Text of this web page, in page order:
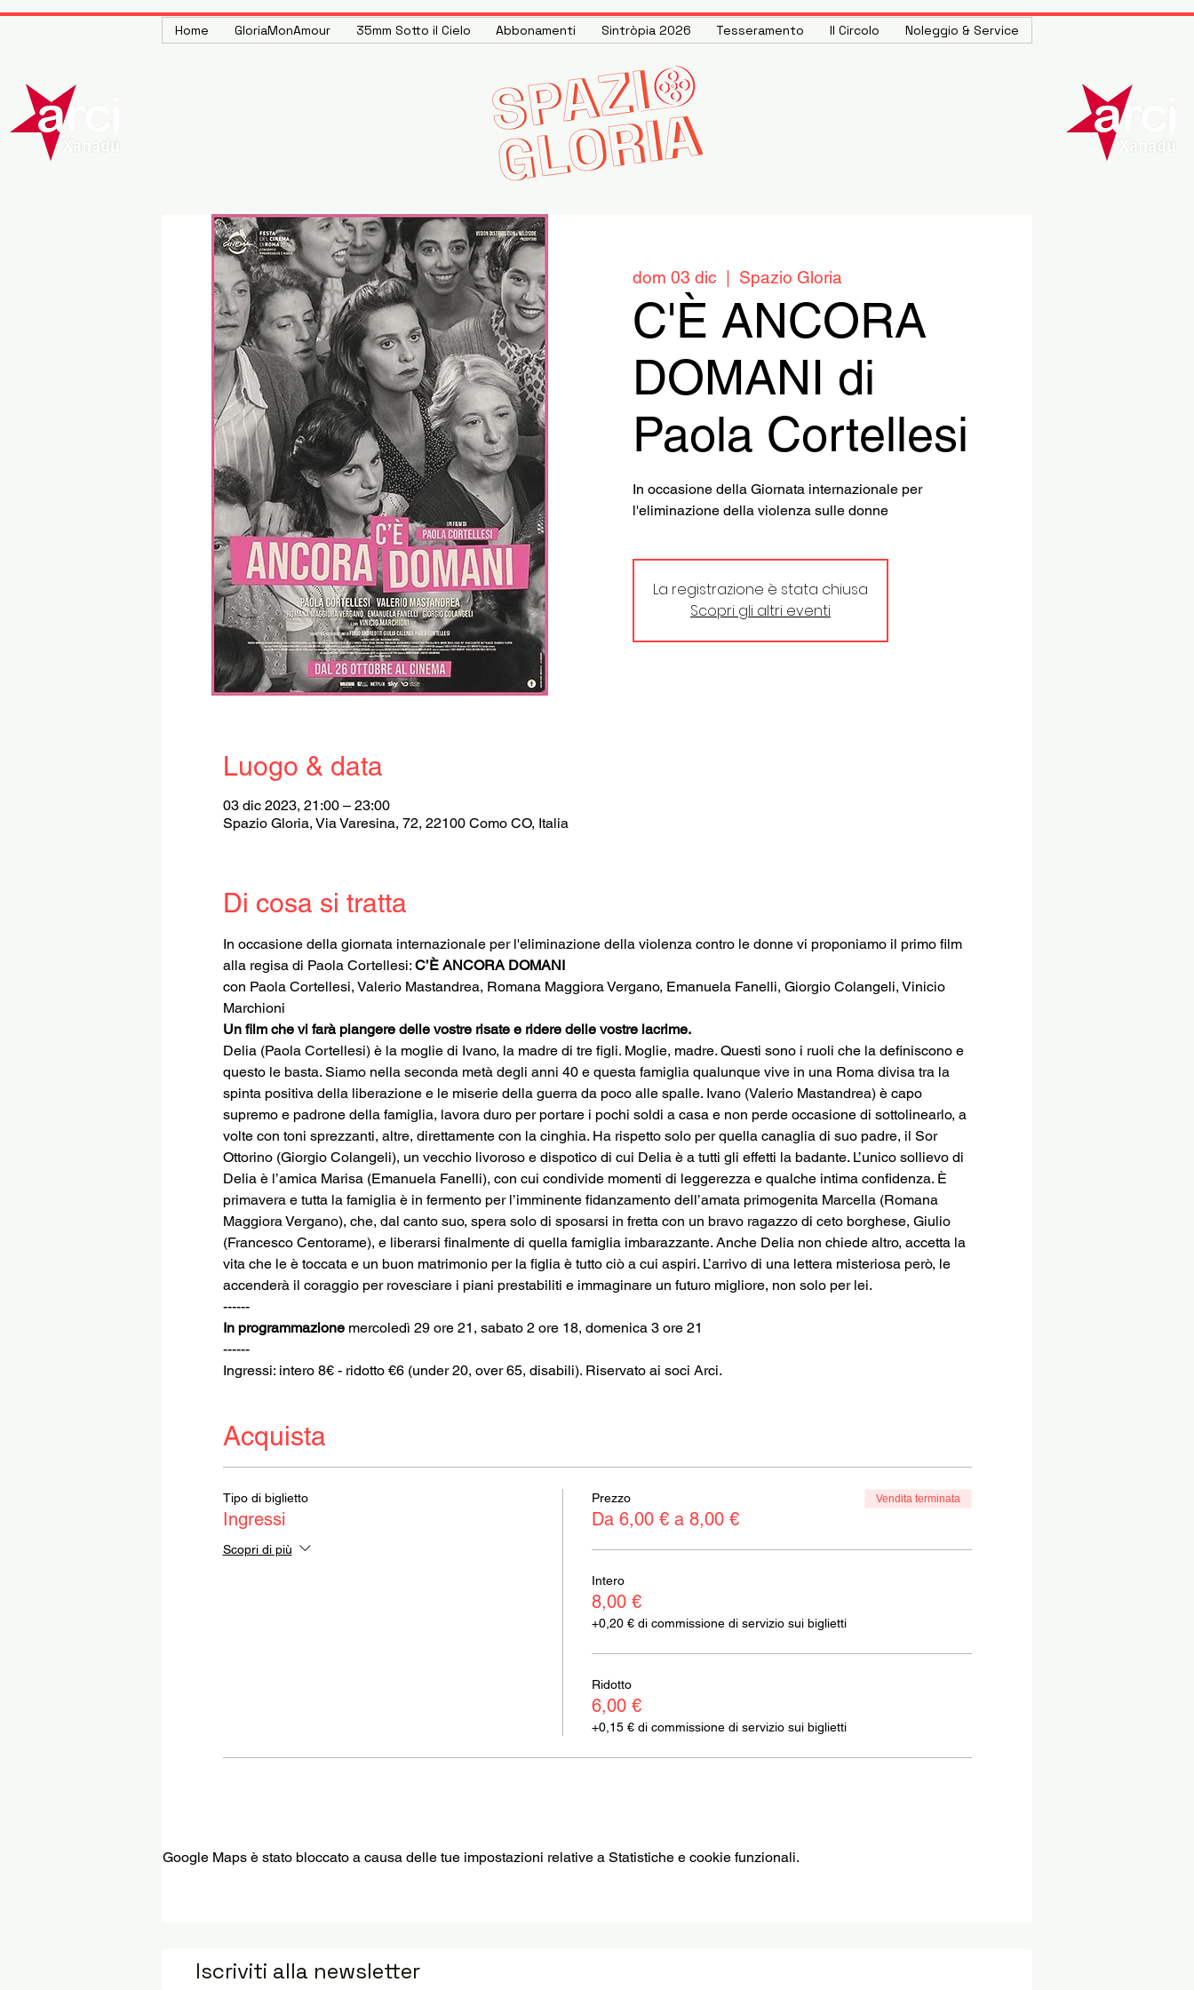
Home GloriaMonAmour 35mm Sotto il Cielo Abbonamenti Sintròpia 2026 Tesseramento Il Circolo Noleggio & Service
dom 03 dic Spazio Gloria
C'È ANCORA
DOMANI di
Paola Cortellesi
In occasione della Giornata internazionale per
l'eliminazione della violenza sulle donne
La registrazione è stata chiusa
Scopri gli altri eventi
Luogo & data
03 dic 2023, 21:00 – 23:00
Spazio Gloria, Via Varesina, 72, 22100 Como CO, Italia
Di cosa si tratta
In occasione della giornata internazionale per l'eliminazione della violenza contro le donne vi proponiamo il primo film
alla regisa di Paola Cortellesi: C’È ANCORA DOMANI
con Paola Cortellesi, Valerio Mastandrea, Romana Maggiora Vergano, Emanuela Fanelli, Giorgio Colangeli, Vinicio
Marchioni
Un film che vi farà piangere delle vostre risate e ridere delle vostre lacrime.
Delia (Paola Cortellesi) è la moglie di Ivano, la madre di tre figli. Moglie, madre. Questi sono i ruoli che la definiscono e
questo le basta. Siamo nella seconda metà degli anni 40 e questa famiglia qualunque vive in una Roma divisa tra la
spinta positiva della liberazione e le miserie della guerra da poco alle spalle. Ivano (Valerio Mastandrea) è capo
supremo e padrone della famiglia, lavora duro per portare i pochi soldi a casa e non perde occasione di sottolinearlo, a
volte con toni sprezzanti, altre, direttamente con la cinghia. Ha rispetto solo per quella canaglia di suo padre, il Sor
Ottorino (Giorgio Colangeli), un vecchio livoroso e dispotico di cui Delia è a tutti gli effetti la badante. L’unico sollievo di
Delia è l’amica Marisa (Emanuela Fanelli), con cui condivide momenti di leggerezza e qualche intima confidenza. È
primavera e tutta la famiglia è in fermento per l’imminente fidanzamento dell’amata primogenita Marcella (Romana
Maggiora Vergano), che, dal canto suo, spera solo di sposarsi in fretta con un bravo ragazzo di ceto borghese, Giulio
(Francesco Centorame), e liberarsi finalmente di quella famiglia imbarazzante. Anche Delia non chiede altro, accetta la
vita che le è toccata e un buon matrimonio per la figlia è tutto ciò a cui aspiri. L’arrivo di una lettera misteriosa però, le
accenderà il coraggio per rovesciare i piani prestabiliti e immaginare un futuro migliore, non solo per lei.
------
In programmazione mercoledì 29 ore 21, sabato 2 ore 18, domenica 3 ore 21
------
Ingressi: intero 8€ - ridotto €6 (under 20, over 65, disabili). Riservato ai soci Arci.
Acquista
Tipo di biglietto
Ingressi
Scopri di più
Prezzo
Da 6,00 € a 8,00 €
Vendita terminata
Intero
8,00 €
+0,20 € di commissione di servizio sui biglietti
Ridotto
6,00 €
+0,15 € di commissione di servizio sui biglietti
Google Maps è stato bloccato a causa delle tue impostazioni relative a Statistiche e cookie funzionali.
Iscriviti alla newsletter